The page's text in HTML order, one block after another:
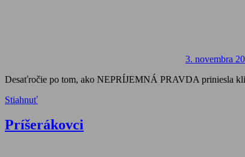
3. novembra
Desaťročie po tom, ako NEPRÍJEMNÁ PRAVDA priniesla
Stiahnuť
Príšerákovci